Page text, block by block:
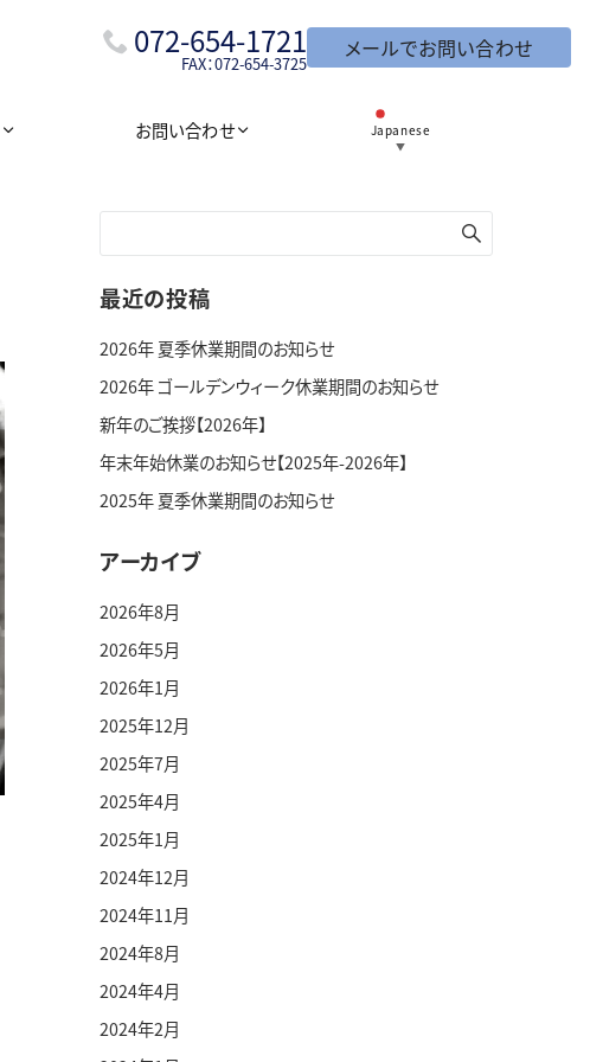
072-654-1721
FAX：072-654-3725
メールでお問い合わせ
お問い合わせ Japanese
▼
最近の投稿
2026年 夏季休業期間のお知らせ
2026年 ゴールデンウィーク休業期間のお知らせ
新年のご挨拶【2026年】
年末年始休業のお知らせ【2025年-2026年】
2025年 夏季休業期間のお知らせ
アーカイブ
2026年8月
2026年5月
2026年1月
2025年12月
2025年7月
2025年4月
2025年1月
2024年12月
2024年11月
2024年8月
2024年4月
2024年2月